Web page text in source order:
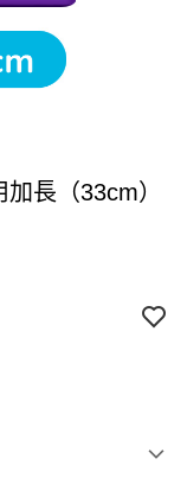
長（33cm）